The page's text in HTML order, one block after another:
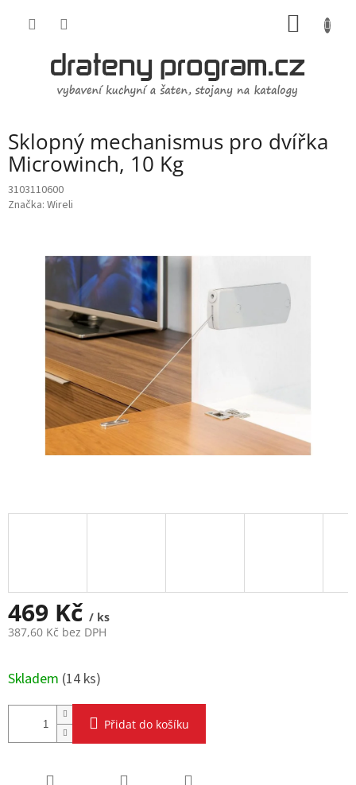
Sklopný mechanismus pro dvířka
Microwinch, 10 Kg
3103110600
Značka: Wireli
469 Kč / ks
387,60 Kč bez DPH
cena:
Skladem (14 ks)
Přidat do košíku